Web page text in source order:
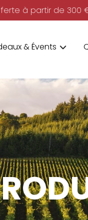
à partir de 300
& Évents